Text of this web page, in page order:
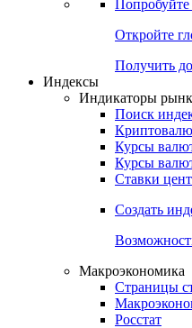
Попробуйте
Откройте
Получить
Индексы
Индикаторы
Поиск
Курсы
Курсы
Ставки
Создать
Макроэкономика
Страницы
Росстат